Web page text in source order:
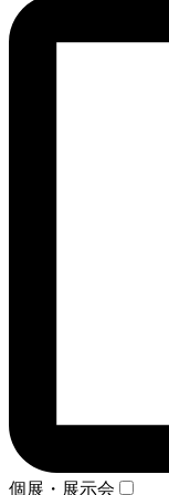
個展・展示会